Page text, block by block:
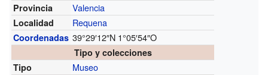
Provincia Valencia
Localidad Requena
Coordenadas 39°29′12″N 1°05′54″O
Tipo y colecciones
Tipo
Museo